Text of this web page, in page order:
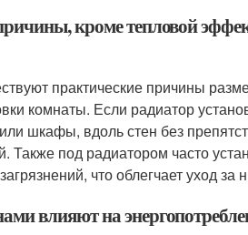
кроме тепловой
практические причины
комнаты. Если радиатор
шкафы, вдоль стен без
Также под радиатором часто
что облегчает уход за
влияют на